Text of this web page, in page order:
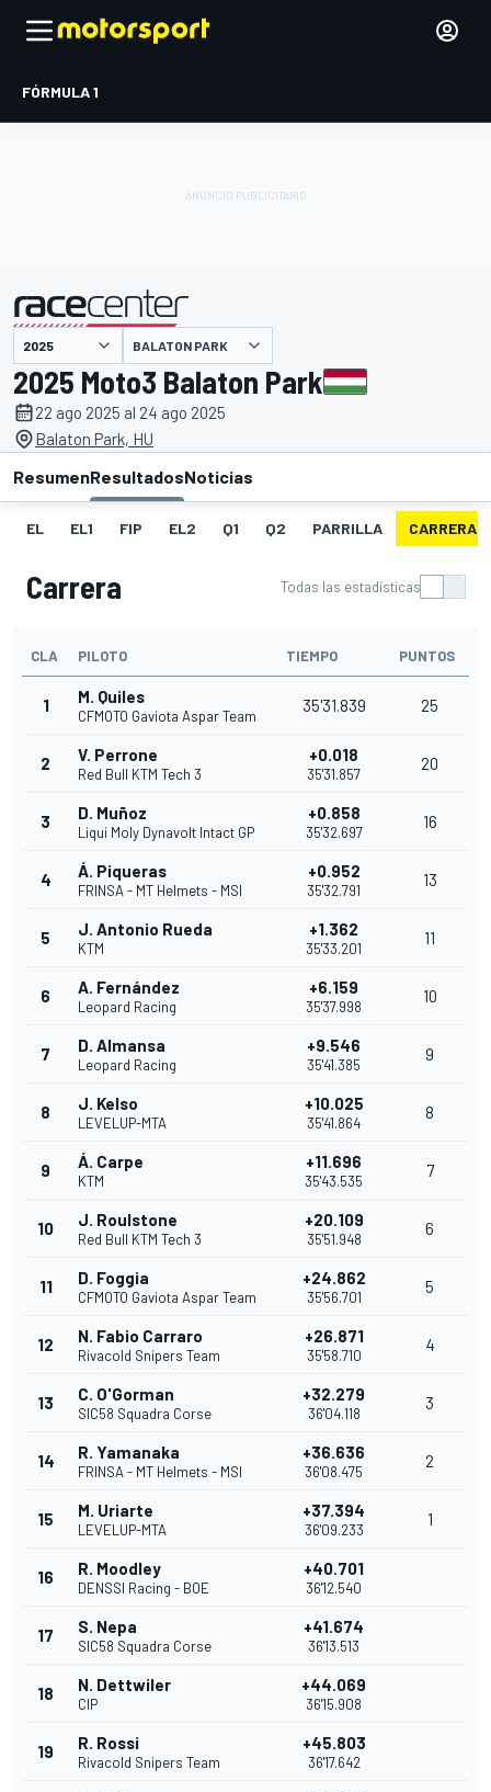
FÓRMULA 1
presentado por BALATON PARK
2025 Moto3 Balaton Park
22 ago 2025 al 24 ago 2025
Balaton Park, HU
ResumenResultadosNoticias
EL EL1 FIP EL2 Q1 Q2 PARRILLA CARRERA
Carrera Todas las estadísticas
CLA PILOTO TIEMPO PUNTOS
1 M. Quiles
CFMOTO Gaviota Aspar Team
35'31.839 25
2 V. Perrone
Red Bull KTM Tech 3
+0.018
35'31.857
20
3 D. Muñoz
Liqui Moly Dynavolt Intact GP
+0.858
35'32.697
16
4 Á. Piqueras
FRINSA - MT Helmets - MSI
+0.952
35'32.791
13
5 J. Antonio Rueda
KTM
+1.362
35'33.201
11
6 A. Fernández
Leopard Racing
+6.159
35'37.998
10
7 D. Almansa
Leopard Racing
+9.546
35'41.385
9
8 J. Kelso
LEVELUP-MTA
+10.025
35'41.864
8
9 Á. Carpe
KTM
+11.696
35'43.535
7
10 J. Roulstone
Red Bull KTM Tech 3
+20.109
35'51.948
6
11 D. Foggia
CFMOTO Gaviota Aspar Team
+24.862
35'56.701
5
12 N. Fabio Carraro
Rivacold Snipers Team
+26.871
35'58.710
4
13 C. O'Gorman
SIC58 Squadra Corse
+32.279
36'04.118
3
14 R. Yamanaka
FRINSA - MT Helmets - MSI
+36.636
36'08.475
2
15 M. Uriarte
LEVELUP-MTA
+37.394
36'09.233
1
16 R. Moodley
DENSSI Racing - BOE
+40.701
36'12.540
17 S. Nepa
SIC58 Squadra Corse
+41.674
36'13.513
18 N. Dettwiler
CIP
+44.069
36'15.908
19 R. Rossi
Rivacold Snipers Team
+45.803
36'17.642